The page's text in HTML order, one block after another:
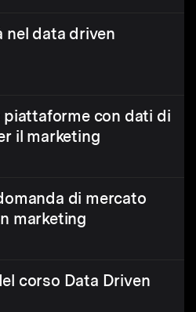
nel data driven
piattaforme con dati di
il marketing
di mercato
marketing
corso Data Driven